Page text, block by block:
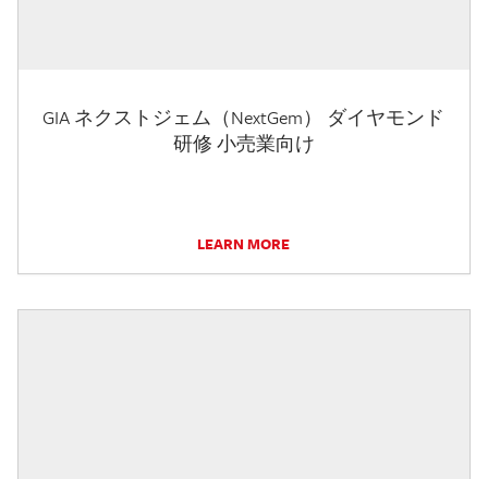
GIA ネクストジェム（NextGem） ダイヤモンド
研修 小売業向け
LEARN MORE